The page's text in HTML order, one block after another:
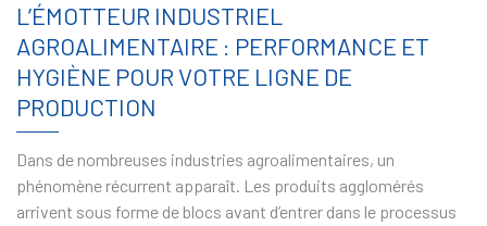
L’ÉMOTTEUR INDUSTRIEL
AGROALIMENTAIRE : PERFORMANCE ET
HYGIÈNE POUR VOTRE LIGNE DE
PRODUCTION
Dans de nombreuses industries agroalimentaires, un
phénomène récurrent apparaît. Les produits agglomérés
arrivent sous forme de blocs avant d’entrer dans le processus